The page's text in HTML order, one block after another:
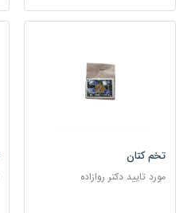
تخم کتان
مورد تایید دکتر روازاده